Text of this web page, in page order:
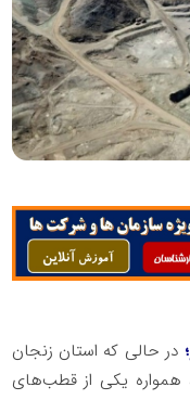
در حالی که استان زنجان
همواره یکی از قطب‌های